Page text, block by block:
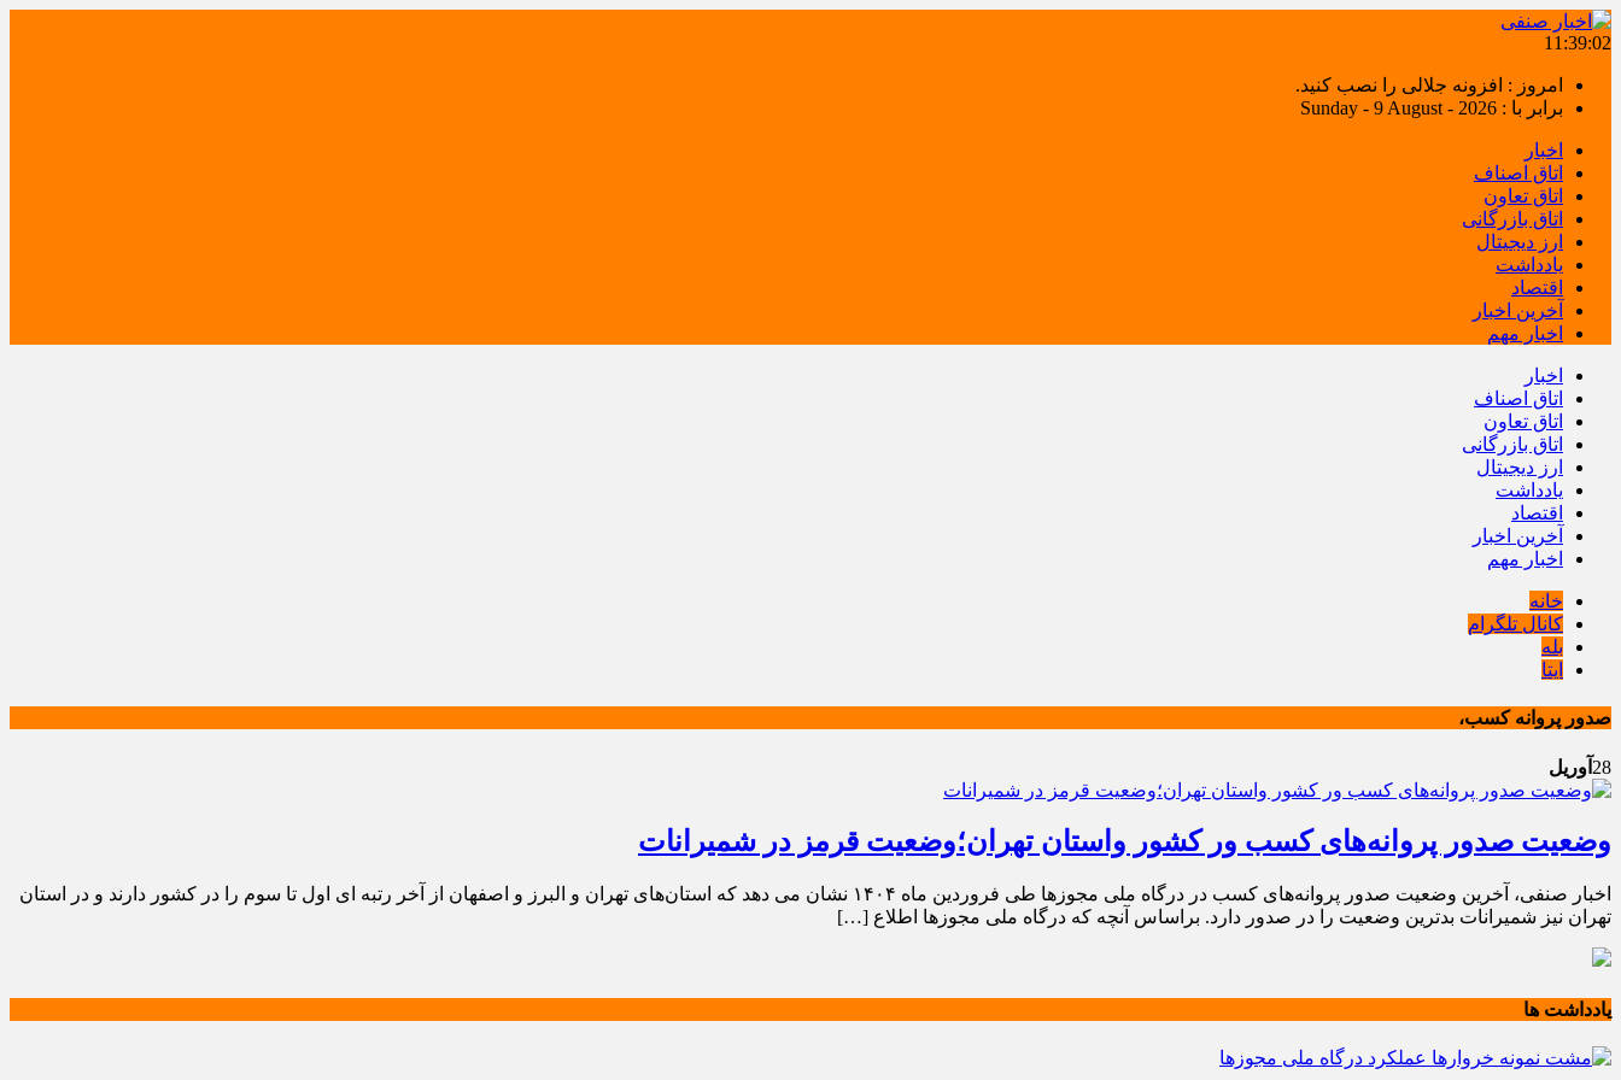
11:39:03
امروز : افزونه جلالی را نصب کنید.
برابر با : Sunday - 9 August - 2026
اخبار
اتاق اصناف
اتاق تعاون
اتاق بازرگانی
ارز دیجیتال
یادداشت
اقتصاد
آخرین اخبار
اخبار مهم
اخبار
اتاق اصناف
اتاق تعاون
اتاق بازرگانی
ارز دیجیتال
یادداشت
اقتصاد
آخرین اخبار
اخبار مهم
خانه
کانال تلگرام
بله
ایتا
صدور پروانه کسب،
28 آوریل
وضعیت صدور پروانه‌های کسب ور کشور واستان تهران؛وضعیت قرمز در شمیرانات
اخبار صنفی، آخرین وضعیت صدور پروانه‌های کسب در درگاه ملی مجوزها طی فروردین ماه ۱۴۰۴ نشان می دهد که استان‌های تهران و البرز و اصفهان از آخر رتبه ای اول تا سوم را در کشور دارند و در استان
تهران نیز شمیرانات بدترین وضعیت را در صدور دارد. براساس آنچه که درگاه ملی مجوزها اطلاع […]
یادداشت ها